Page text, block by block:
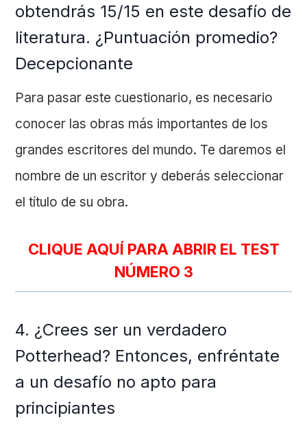
obtendrás 15/15 en este desafío de
literatura. ¿Puntuación promedio?
Decepcionante
Para pasar este cuestionario, es necesario
conocer las obras más importantes de los
grandes escritores del mundo. Te daremos el
nombre de un escritor y deberás seleccionar
el título de su obra.
CLIQUE AQUÍ PARA ABRIR EL TEST
NÚMERO 3
4. ¿Crees ser un verdadero
Potterhead? Entonces, enfréntate
a un desafío no apto para
principiantes